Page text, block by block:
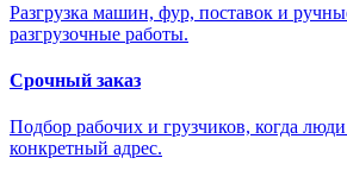
Разгрузка машин, фур, поставок и
разгрузочные работы.
Срочный заказ
Подбор рабочих и грузчиков, когда
конкретный адрес.